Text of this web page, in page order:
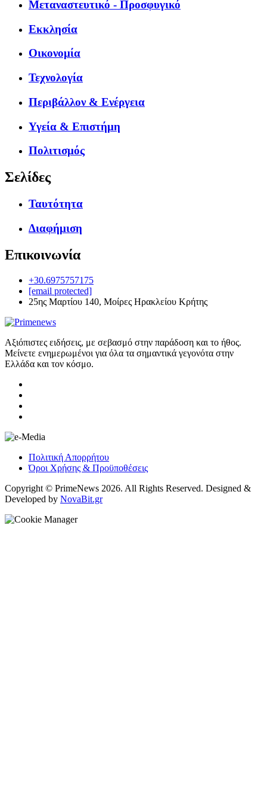
Μεταναστευτικό - Προσφυγικό
Εκκλησία
Οικονομία
Τεχνολογία
Περιβάλλον & Ενέργεια
Υγεία & Επιστήμη
Πολιτισμός
Σελίδες
Ταυτότητα
Διαφήμιση
Επικοινωνία
+30.6975757175
[email protected]
25ης Μαρτίου 140, Μοίρες Ηρακλείου Κρήτης
Αξιόπιστες ειδήσεις, με σεβασμό στην παράδοση και το ήθος.
Μείνετε ενημερωμένοι για όλα τα σημαντικά γεγονότα στην
Ελλάδα και τον κόσμο.
Πολιτική Απορρήτου
Όροι Χρήσης & Προϋποθέσεις
Copyright © PrimeNews 2026. All Rights Reserved. Designed &
Developed by NovaBit.gr